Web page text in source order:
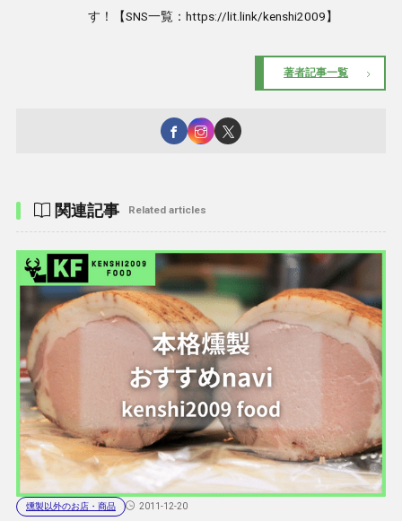
す！【SNS一覧：https://lit.link/kenshi2009】
著者記事一覧
関連記事 Related articles
燻製以外のお店・商品 2011-12-20